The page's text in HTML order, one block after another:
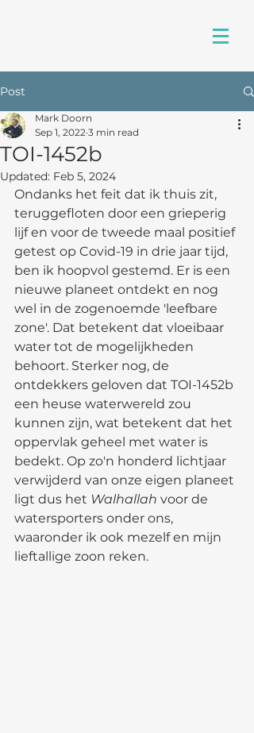
Post
TOI-1452b
Mark Doorn
Sep 1, 2022 3 min read
Updated: Feb 5, 2024
Ondanks het feit dat ik thuis zit,
teruggefloten door een grieperig
lijf en voor de tweede maal positief
getest op Covid-19 in drie jaar tijd,
ben ik hoopvol gestemd. Er is een
nieuwe planeet ontdekt en nog
wel in de zogenoemde 'leefbare
zone'. Dat betekent dat vloeibaar
water tot de mogelijkheden
behoort. Sterker nog, de
ontdekkers geloven dat TOI-1452b
een heuse waterwereld zou
kunnen zijn, wat betekent dat het
oppervlak geheel met water is
bedekt. Op zo'n honderd lichtjaar
verwijderd van onze eigen planeet
ligt dus het Walhallah voor de
watersporters onder ons,
waaronder ik ook mezelf en mijn
lieftallige zoon reken.